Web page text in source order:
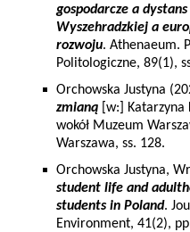
gospodarcze a
Wyszehradzkiej a
rozwoju. Athenaeum.
Politologiczne, 89(1),
Orchowska Justyna
zmianą [w:] Katarzyna
wokół Muzeum
Warszawa, ss. 128.
Orchowska Justyna,
student life and
students in Poland.
Environment, 41(2),